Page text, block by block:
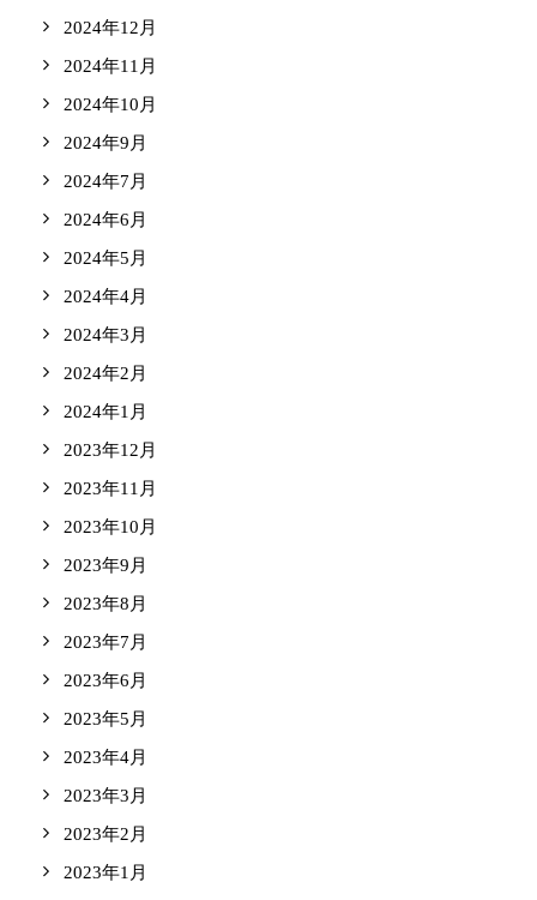
2024年12月
2024年11月
2024年10月
2024年9月
2024年7月
2024年6月
2024年5月
2024年4月
2024年3月
2024年2月
2024年1月
2023年12月
2023年11月
2023年10月
2023年9月
2023年8月
2023年7月
2023年6月
2023年5月
2023年4月
2023年3月
2023年2月
2023年1月